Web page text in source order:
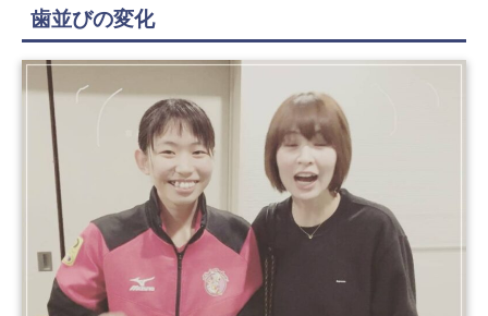
歯並びの変化